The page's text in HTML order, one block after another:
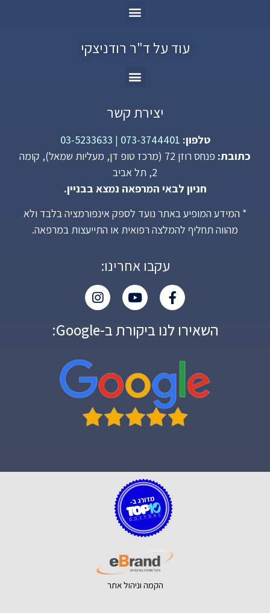
עוד על ד"ר רודניצקי
יצירת קשר
טלפון: 073-3744401
|
03-5233633
כתובת:
פנחס רוזן 72 (מרכז טופ דן, מעליות שמאל), קומה
2, תל אביב
חניון לבאי המרפאה נמצא בבניין.
* המידע המופיע באתר נועד לספק אינפורמציה בלבד ולא
מהווה תחליף להמלצה רפואית או התייעצות במרפאה.
עקבו אחרינו:
השאירו לנו ביקורת ב-Google:
הקמה וניהול אתר